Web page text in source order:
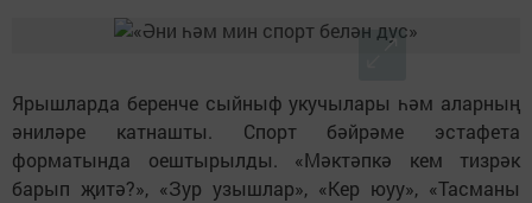
Ярышларда беренче сыйныф укучылары һәм аларның
әниләре катнашты. Спорт бәйрәме эстафета
форматында оештырылды. «Мәктәпкә кем тизрәк
барып җитә?», «Зур узышлар», «Кер юуу», «Тасманы